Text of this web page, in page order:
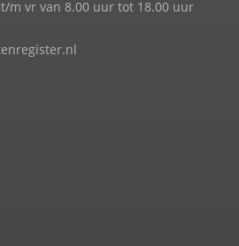
m vr van 8.00 uur tot 18.00 uur